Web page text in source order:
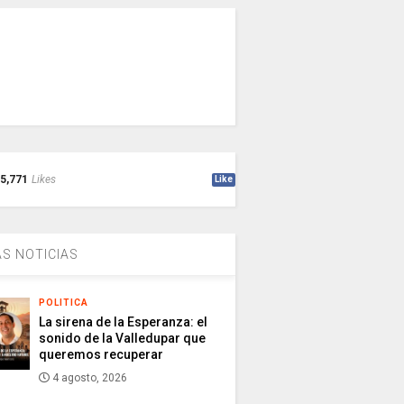
5,771 Likes Like
NOTICIAS
POLITICA
La sirena de la Esperanza: el
sonido de la Valledupar que
queremos recuperar
4 agosto, 2026